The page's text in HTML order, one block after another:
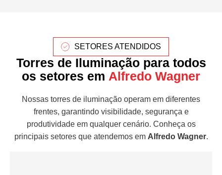
SETORES ATENDIDOS
Torres de Iluminação para todos
os setores em Alfredo Wagner
Nossas torres de iluminação operam em diferentes
frentes, garantindo visibilidade, segurança e
produtividade em qualquer cenário. Conheça os
principais setores que atendemos em Alfredo Wagner.